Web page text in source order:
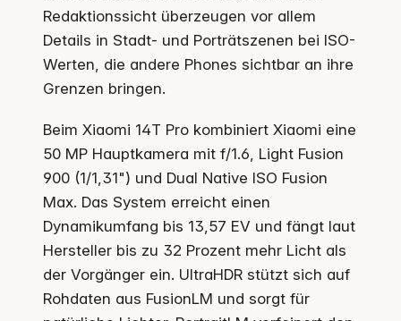
Redaktionssicht überzeugen vor allem
Details in Stadt- und Porträtszenen bei ISO-
Werten, die andere Phones sichtbar an ihre
Grenzen bringen.
Beim Xiaomi 14T Pro kombiniert Xiaomi eine
50 MP Hauptkamera mit f/1.6, Light Fusion
900 (1/1,31") und Dual Native ISO Fusion
Max. Das System erreicht einen
Dynamikumfang bis 13,57 EV und fängt laut
Hersteller bis zu 32 Prozent mehr Licht als
der Vorgänger ein. UltraHDR stützt sich auf
Rohdaten aus FusionLM und sorgt für